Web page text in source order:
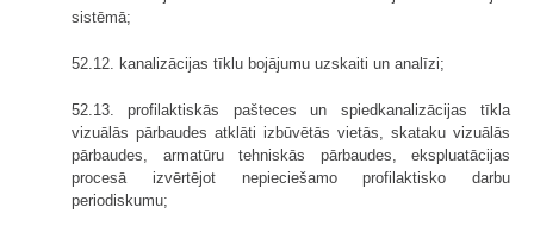
sistēmā;
52.12. kanalizācijas tīklu bojājumu uzskaiti un analīzi;
52.13. profilaktiskās pašteces un spiedkanalizācijas tīkla
vizuālās pārbaudes atklāti izbūvētās vietās, skataku vizuālās
pārbaudes, armatūru tehniskās pārbaudes, ekspluatācijas
procesā izvērtējot nepieciešamo profilaktisko darbu
periodiskumu;